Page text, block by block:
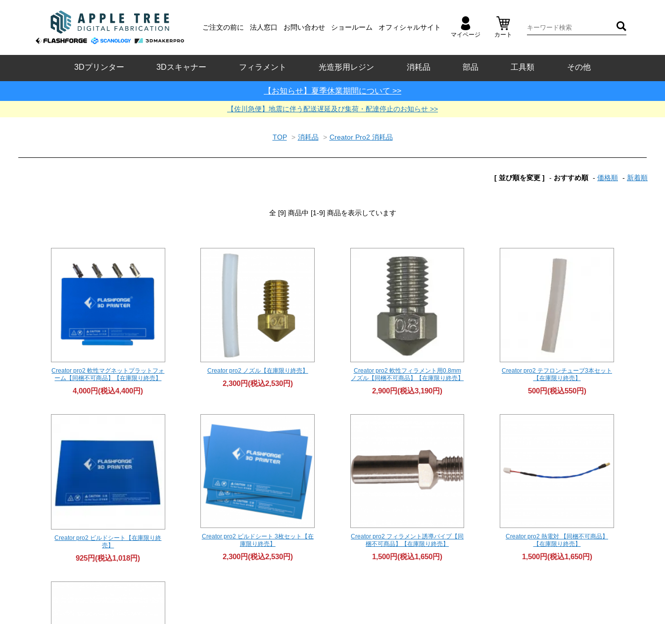
ご注文の前に 法人窓口 お問い合わせ ショールーム オフィシャルサイト
マイページ カート
3Dプリンター 3Dスキャナー フィラメント 光造形用レジン 消耗品 部品 工具類 その他
【お知らせ】夏季休業期間について >>
【佐川急便】地震に伴う配送遅延及び集荷・配達停止のお知らせ >>
TOP > 消耗品 > Creator Pro2 消耗品
[ 並び順を変更 ] - おすすめ順 - 価格順 - 新着順
全 [9] 商品中 [1-9] 商品を表示しています
Creator pro2 軟性マグネットプラットフォ
ーム【同梱不可商品】【在庫限り終売】
4,000円(税込4,400円)
Creator pro2 ノズル【在庫限り終売】
2,300円(税込2,530円)
Creator pro2 軟性フィラメント用0.8mm
ノズル【同梱不可商品】【在庫限り終売】
2,900円(税込3,190円)
Creator pro2 テフロンチューブ3本セット
【在庫限り終売】
500円(税込550円)
Creator pro2 ビルドシート【在庫限り終
売】
925円(税込1,018円)
Creator pro2 ビルドシート 3枚セット【在
庫限り終売】
2,300円(税込2,530円)
Creator pro2 フィラメント誘導パイプ【同
梱不可商品】【在庫限り終売】
1,500円(税込1,650円)
Creator pro2 熱電対 【同梱不可商品】
【在庫限り終売】
1,500円(税込1,650円)